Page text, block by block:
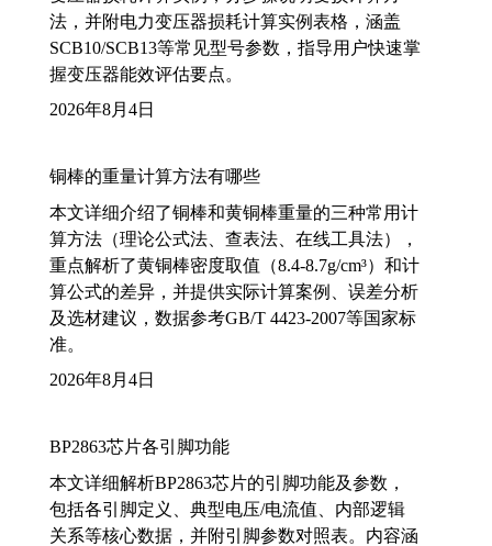
法，并附电力变压器损耗计算实例表格，涵盖
SCB10/SCB13等常见型号参数，指导用户快速掌
握变压器能效评估要点。
2026年8月4日
铜棒的重量计算方法有哪些
本文详细介绍了铜棒和黄铜棒重量的三种常用计
算方法（理论公式法、查表法、在线工具法），
重点解析了黄铜棒密度取值（8.4-8.7g/cm³）和计
算公式的差异，并提供实际计算案例、误差分析
及选材建议，数据参考GB/T 4423-2007等国家标
准。
2026年8月4日
BP2863芯片各引脚功能
本文详细解析BP2863芯片的引脚功能及参数，
包括各引脚定义、典型电压/电流值、内部逻辑
关系等核心数据，并附引脚参数对照表。内容涵